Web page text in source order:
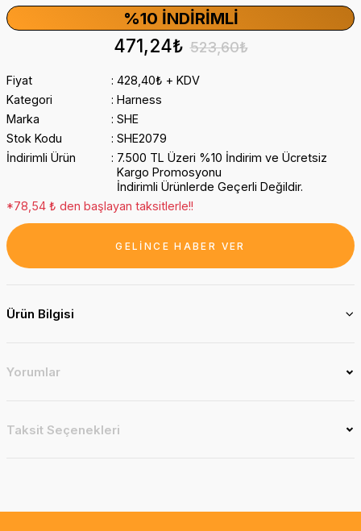
%10 İNDIRIMLI
471,24₺ 523,60₺
Fiyat
428,40₺ + KDV
Kategori
Harness
Marka
SHE
Stok Kodu
SHE2079
İndirimli Ürün
7.500 TL Üzeri %10 İndirim ve Ücretsiz
Kargo Promosyonu
İndirimli Ürünlerde Geçerli Değildir.
*78,54 ₺ den başlayan taksitlerle!!
GELİNCE HABER VER
Ürün Bilgisi
Yorumlar
Taksit Seçenekleri